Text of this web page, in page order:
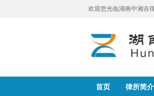
欢迎您光临湖南中湘吉
首页 律所简介